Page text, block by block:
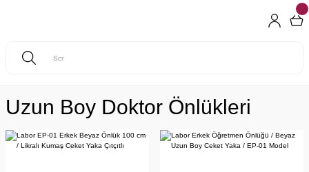
Uzun Boy Doktor Önlükleri